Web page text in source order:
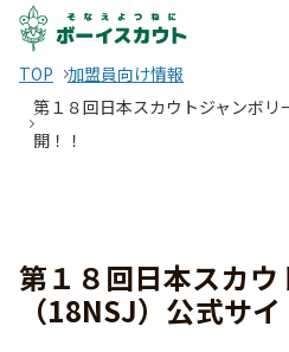
TOP
加盟員向け情報
第１８回日本スカウトジャンボ
開！！
第１８回日本スカウ
（18NSJ）公式サ